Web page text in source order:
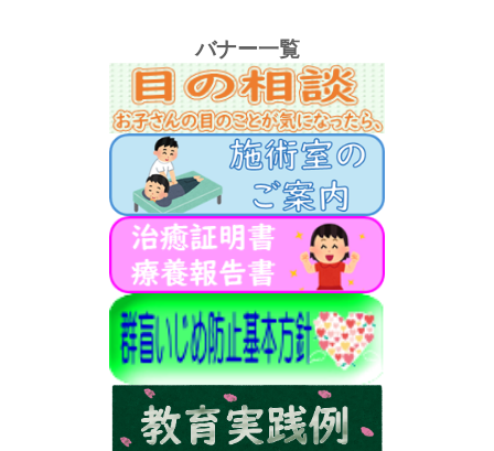
バナー一覧